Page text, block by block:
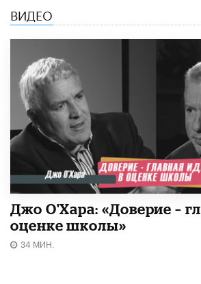
ВИДЕО
Джо О'Хара: «Доверие –
оценке школы»
34 МИН.